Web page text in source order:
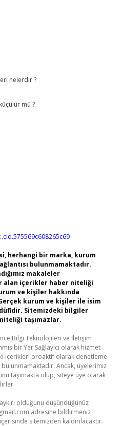
nelerdir ?
mü ?
herhangi bir marka, kurum
bulunmamaktadır.
makaleler
alan içerikler haber niteliği
ve kişiler hakkında
kurum ve kişiler ile isim
Sitemizdeki bilgiler
taşımazlar.
Bilgi Teknolojileri ve İletişim
bir Yer Sağlayıcı olarak hizmet
içerikleri proaktif olarak denetleme
Ancak, üyelerimiz
taşımakta olup, siteye üye olarak
olduğunu düşündüğünüz
adresine bildirmeniz
sitemizden kaldırılacaktır.